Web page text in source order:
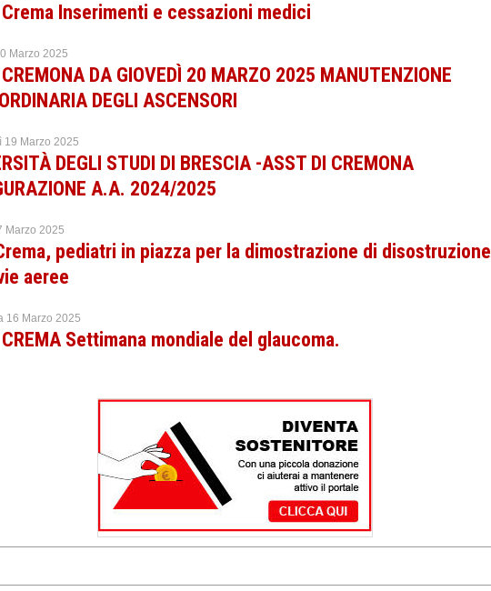
Inserimenti e cessazioni medici
Marzo 2025
DA GIOVEDÌ 20 MARZO 2025 MANUTENZIONE
DEGLI ASCENSORI
19 Marzo 2025
DEGLI STUDI DI BRESCIA -ASST DI CREMONA
A.A. 2024/2025
Marzo 2025
pediatri in piazza per la dimostrazione di disostruzione
aeree
16 Marzo 2025
Settimana mondiale del glaucoma.